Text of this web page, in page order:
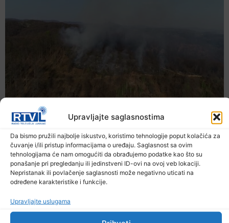
Upravljajte saglasnostima
Da bismo pružili najbolje iskustvo, koristimo tehnologije poput kolačića za
čuvanje i/ili pristup informacijama o uređaju. Saglasnost sa ovim
tehnologijama će nam omogućiti da obrađujemo podatke kao što su
ponašanje pri pregledanju ili jedinstveni ID-ovi na ovoj veb lokaciji.
Nepristanak ili povlačenje saglasnosti može negativno uticati na
određene karakteristike i funkcije.
Upravljajte uslugama